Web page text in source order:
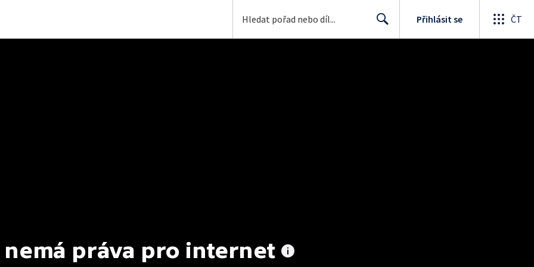
Přihlásit se ČT
nemá práva pro internet